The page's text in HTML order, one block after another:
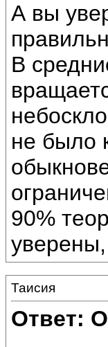
А вы
В
не было
90%
Таисия
Ответ: